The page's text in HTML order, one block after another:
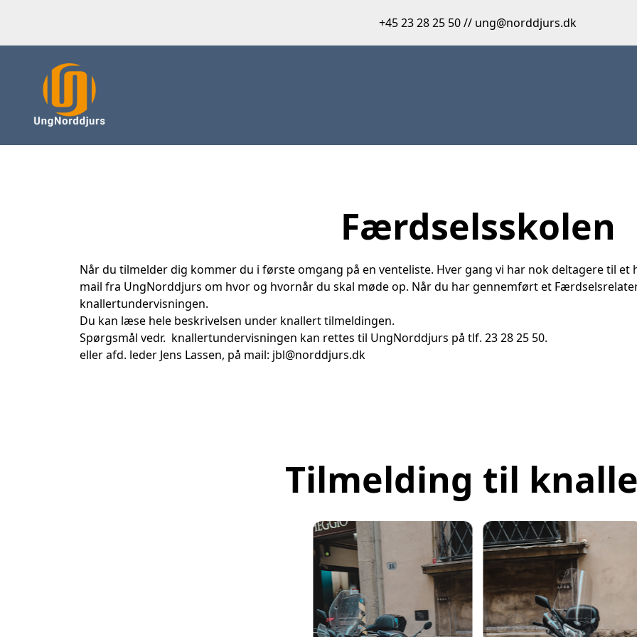
+45 23 28 25 50 // ung@norddjurs.dk
Færdselsskolen
Når du tilmelder dig kommer du i første omgang på en venteliste. Hver gang vi har nok deltagere til
mail fra UngNorddjurs om hvor og hvornår du skal møde op. Når du har gennemført et
knallertundervisningen.
Du kan læse hele beskrivelsen under knallert tilmeldingen.
Spørgsmål vedr. knallertundervisningen kan rettes til UngNorddjurs på tlf. 23 28 25 50.
eller afd. leder Jens Lassen, på mail: jbl@norddjurs.dk
Tilmelding til